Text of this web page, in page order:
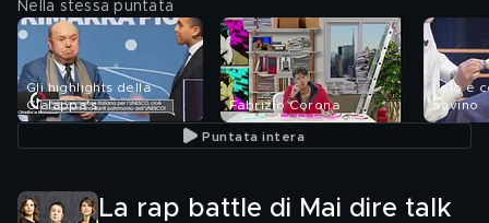
Nella stessa puntata
Gli highlights della
Gialappa's
Fabrizio Corona
Pelo e
Savino
Puntata intera
La rap battle di Mai dire talk